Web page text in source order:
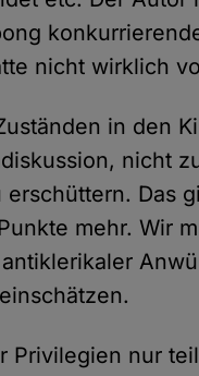
nicht wirklich
in den
nicht
Das
mehr. Wir
Privilegien nur